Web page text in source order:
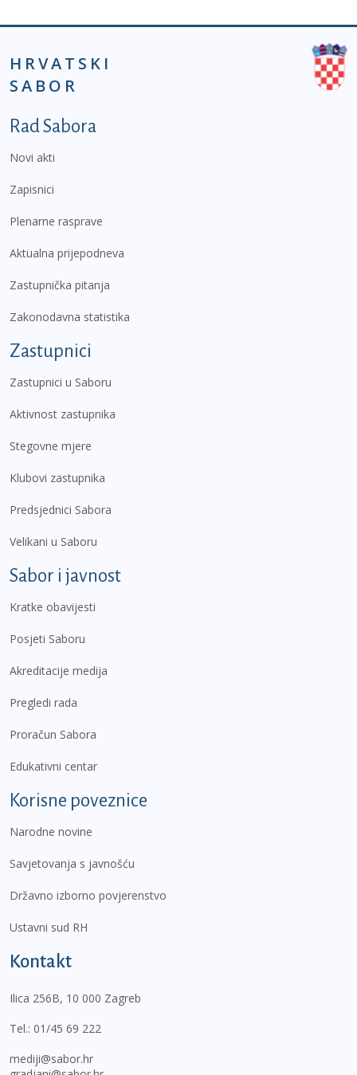
HRVATSKI
SABOR
Podnožje prvi izbornik
Rad Sabora
Novi akti
Zapisnici
Plenarne rasprave
Aktualna prijepodneva
Zastupnička pitanja
Zakonodavna statistika
Zastupnici
Zastupnici u Saboru
Aktivnost zastupnika
Stegovne mjere
Klubovi zastupnika
Predsjednici Sabora
Velikani u Saboru
Sabor i javnost
Kratke obavijesti
Posjeti Saboru
Akreditacije medija
Pregledi rada
Proračun Sabora
Edukativni centar
Korisne poveznice
Narodne novine
Savjetovanja s javnošću
Državno izborno povjerenstvo
Ustavni sud RH
Kontakt
Ilica 256B, 10 000 Zagreb
Tel.: 01/45 69 222
mediji@sabor.hr